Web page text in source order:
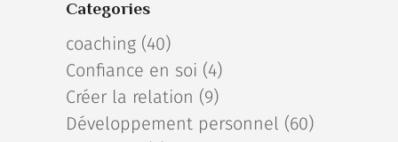
Categories
coaching (40)
Confiance en soi (4)
Créer la relation (9)
Développement personnel (60)